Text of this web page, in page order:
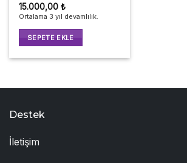
5 üzerinden
5oy aldı
15.000,00₺
Ortalama 3 yıl devamlılık.
SEPETE EKLE
Destek
İletişim